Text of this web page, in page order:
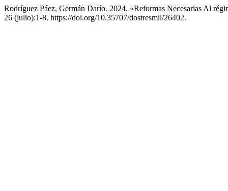
Rodríguez Páez, Germán Darío. 2024. «Reformas Necesarias Al
26 (julio):1-8. https://doi.org/10.35707/dostresmil/26402.